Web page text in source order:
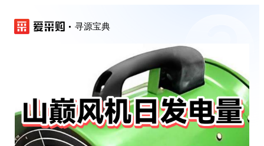
寻源宝典